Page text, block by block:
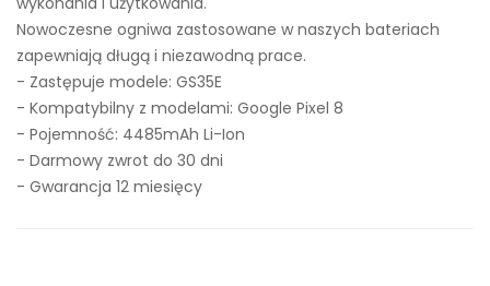
Nowoczesne ogniwa zastosowane w naszych bateriach
zapewniają długą i niezawodną prace.
- Zastępuje modele: GS35E
- Kompatybilny z modelami: Google Pixel 8
- Pojemność: 4485mAh Li-Ion
- Darmowy zwrot do 30 dni
- Gwarancja 12 miesięcy